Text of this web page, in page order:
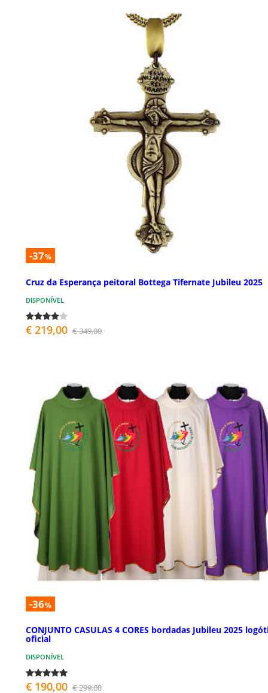
-37%
Cruz da Esperança peitoral Bottega Tifernate Jubileu 2025
DISPONÍVEL
€ 219,00 € 349,00
-36%
CONJUNTO CASULAS 4 CORES bordadas Jubileu 2025
oficial
DISPONÍVEL
€ 190,00 € 299,00